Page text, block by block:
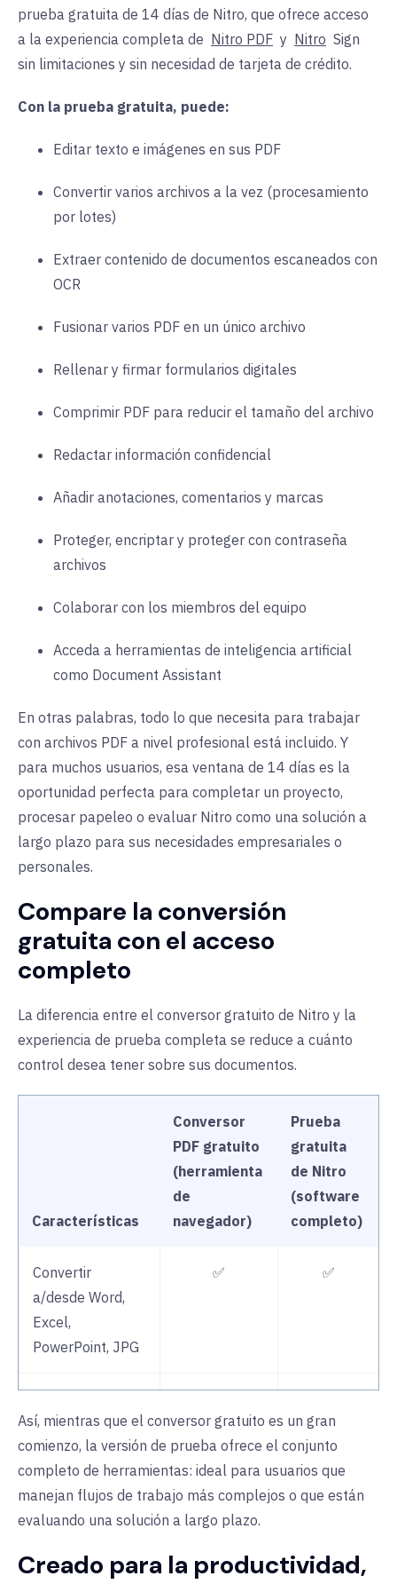
prueba gratuita de 14 días de Nitro, que ofrece acceso
a la experiencia completa de Nitro PDF y Nitro Sign
sin limitaciones y sin necesidad de tarjeta de crédito.
Con la prueba gratuita, puede:
Editar texto e imágenes en sus PDF
Convertir varios archivos a la vez (procesamiento
por lotes)
Extraer contenido de documentos escaneados con
OCR
Fusionar varios PDF en un único archivo
Rellenar y firmar formularios digitales
Comprimir PDF para reducir el tamaño del archivo
Redactar información confidencial
Añadir anotaciones, comentarios y marcas
Proteger, encriptar y proteger con contraseña
archivos
Colaborar con los miembros del equipo
Acceda a herramientas de inteligencia artificial
como Document Assistant
En otras palabras, todo lo que necesita para trabajar
con archivos PDF a nivel profesional está incluido. Y
para muchos usuarios, esa ventana de 14 días es la
oportunidad perfecta para completar un proyecto,
procesar papeleo o evaluar Nitro como una solución a
largo plazo para sus necesidades empresariales o
personales.
Compare la conversión
gratuita con el acceso
completo
La diferencia entre el conversor gratuito de Nitro y la
experiencia de prueba completa se reduce a cuánto
control desea tener sobre sus documentos.
Características
Conversor
PDF gratuito
(herramienta
de
navegador)
Prueba
gratuita
de Nitro
(software
completo)
Convertir
a/desde Word,
Excel,
PowerPoint, JPG
✅ ✅
ilimitado
Conversión por
lotes
❌ ✅
OCR (PDF
escaneados)
✅
Así, mientras que el conversor gratuito es un gran
comienzo, la versión de prueba ofrece el conjunto
completo de herramientas: ideal para usuarios que
manejan flujos de trabajo más complejos o que están
evaluando una solución a largo plazo.
Creado para la productividad,